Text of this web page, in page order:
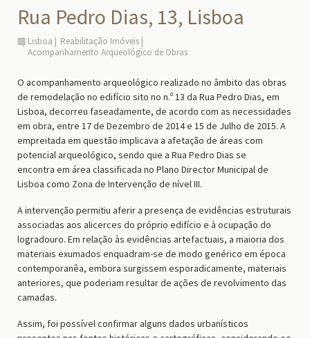
Rua Pedro Dias, 13, Lisboa
Lisboa
Reabilitação Imóveis
Acompanhamento Arqueológico de Obras
O acompanhamento arqueológico realizado no âmbito das obras
de remodelação no edifício sito no n.º 13 da Rua Pedro Dias, em
Lisboa, decorreu faseadamente, de acordo com as necessidades
em obra, entre 17 de Dezembro de 2014 e 15 de Julho de 2015. A
empreitada em questão implicava a afetação de áreas com
potencial arqueológico, sendo que a Rua Pedro Dias se
encontra em área classificada no Plano Director Municipal de
Lisboa como Zona de Intervenção de nível III.
A intervenção permitiu aferir a presença de evidências estruturais
associadas aos alicerces do próprio edifício e à ocupação do
logradouro. Em relação às evidências artefactuais, a maioria dos
materiais exumados enquadram-se de modo genérico em época
contemporanêa, embora surgissem esporadicamente, materiais
anteriores, que poderiam resultar de ações de revolvimento das
camadas.
Assim, foi possível confirmar alguns dados urbanísticos